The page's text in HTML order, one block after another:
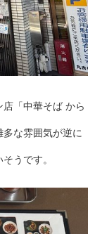
「中華そば から
な雰囲気が逆に
うです。